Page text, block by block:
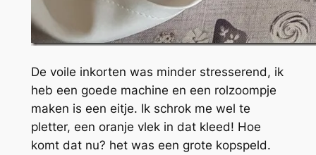
De voile inkorten was minder stresserend, ik
heb een goede machine en een rolzoompje
maken is een eitje. Ik schrok me wel te
pletter, een oranje vlek in dat kleed! Hoe
komt dat nu? het was een grote kopspeld.